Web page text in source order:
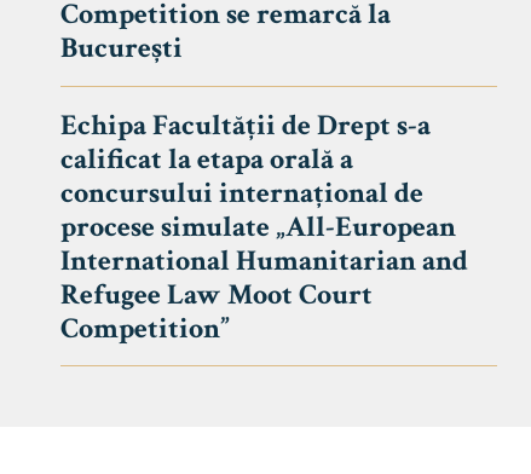
Competition se remarcă la
București
Echipa Facultății de Drept s-a
calificat la etapa orală a
concursului internațional de
procese simulate „All-European
International Humanitarian and
Refugee Law Moot Court
Competition”